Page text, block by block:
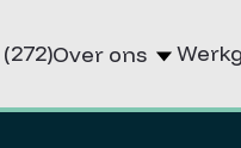
(272)Over ons